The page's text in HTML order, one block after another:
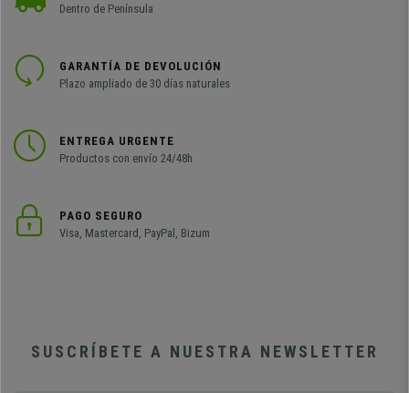
Dentro de Península
GARANTÍA DE DEVOLUCIÓN
Plazo ampliado de 30 días naturales
ENTREGA URGENTE
Productos con envío 24/48h
PAGO SEGURO
Visa, Mastercard, PayPal, Bizum
SUSCRÍBETE A NUESTRA NEWSLETTER